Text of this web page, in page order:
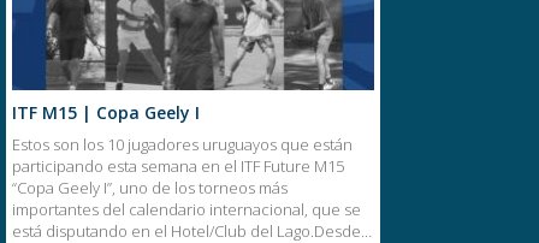
ITF M15 | Copa Geely I
Estos son los 10 jugadores uruguayos que están
participando esta semana en el ITF Future M15
“Copa Geely I”, uno de los torneos más
importantes del calendario internacional, que se
está disputando en el Hotel/Club del Lago.Desde…